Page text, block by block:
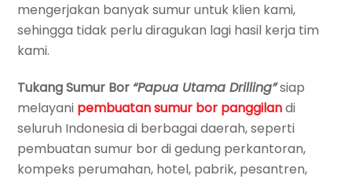
mengerjakan banyak sumur untuk klien kami,
sehingga tidak perlu diragukan lagi hasil kerja tim
kami.
Tukang Sumur Bor“Papua Utama Drilling”siap
melayani pembuatansumur bor panggilandi
seluruh Indonesia di berbagai daerah, seperti
pembuatan sumur bor di gedung perkantoran,
kompeks perumahan, hotel, pabrik, pesantren,